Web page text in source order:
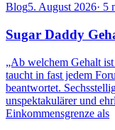
Blog5. August 2026· 5
Sugar Daddy
„Ab welchem Gehalt
taucht in fast jedem
beantwortet.
unspektakulärer und
Einkommensgrenze als